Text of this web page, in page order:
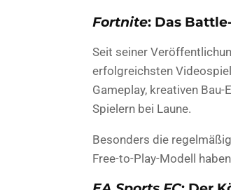
Fortnite: Das
Seit seiner
erfolgreichsten
Gameplay, kreativen
Spielern bei Laune.
Besonders die
Free-to-Play-Modell haben